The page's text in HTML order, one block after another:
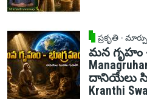
ప్రకృతి -
మన గృహం -
దానియేలు
Kranthi